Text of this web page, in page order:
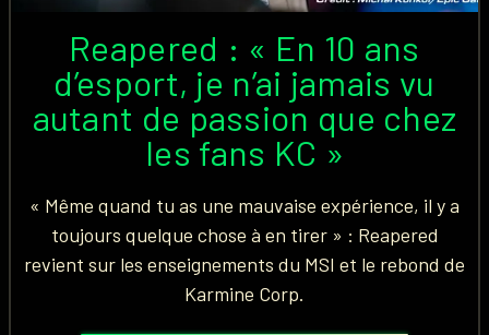
Reapered : « En 10 ans
d’esport, je n’ai jamais vu
autant de passion que chez
les fans KC »
« Même quand tu as une mauvaise expérience, il y a
toujours quelque chose à en tirer » : Reapered
revient sur les enseignements du MSI et le rebond de
Karmine Corp.